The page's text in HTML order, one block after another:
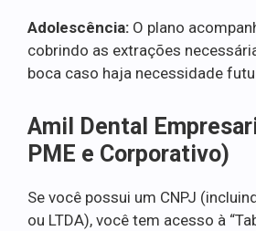
Adolescência: O plano
cobrindo as extrações
boca caso haja necessidade
Amil Dental
PME e Corporativo)
Se você possui um CNPJ
ou LTDA), você tem acesso à